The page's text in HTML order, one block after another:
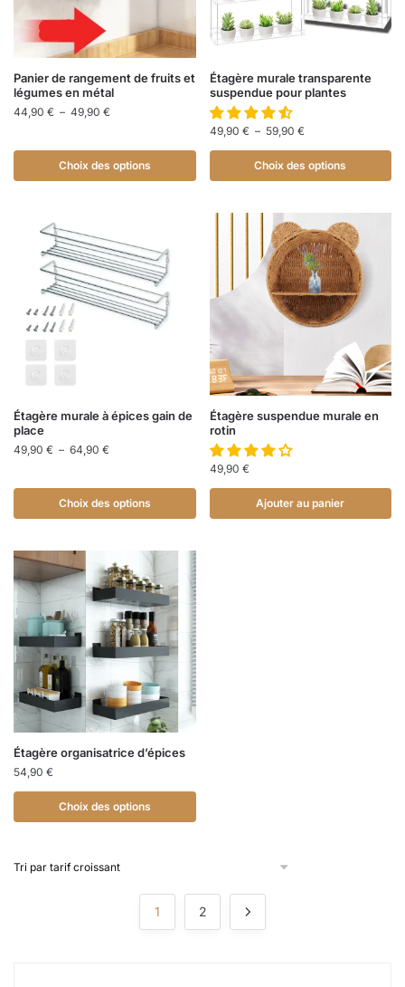
Panier de rangement de fruits et
légumes en métal
44,90 € – 49,90 €
Choix des options
Étagère murale transparente
suspendue pour plantes
49,90 € – 59,90 €
Choix des options
Étagère murale à épices gain de
place
49,90 € – 64,90 €
Choix des options
Étagère suspendue murale en
rotin
49,90 €
Ajouter au panier
Étagère organisatrice d’épices
54,90 €
Choix des options
1 2